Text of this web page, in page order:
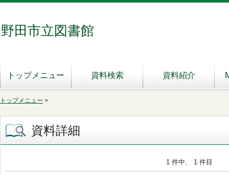
野田市立図書館
トップメニュー 資料検索 資料紹介
トップメニュー >
資料詳細
1 件中、 1 件目